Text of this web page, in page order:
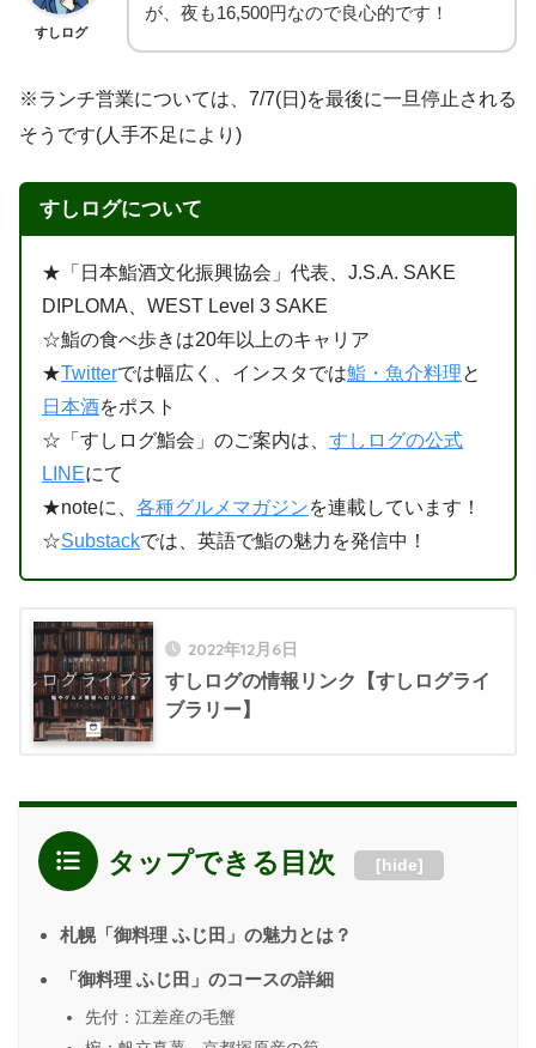
すしログ
が、夜も16,500円なので良心的です！
※ランチ営業については、7/7(日)を最後に一旦停止される
そうです(人手不足により)
すしログについて
★「日本鮨酒文化振興協会」代表、J.S.A. SAKE
DIPLOMA、WEST Level 3 SAKE
☆鮨の食べ歩きは20年以上のキャリア
★Twitterでは幅広く、インスタでは鮨・魚介料理と
日本酒をポスト
☆「すしログ鮨会」のご案内は、すしログの公式
LINEにて
★noteに、各種グルメマガジンを連載しています！
☆Substackでは、英語で鮨の魅力を発信中！
2022年12月6日
すしログの情報リンク【すしログライ
ブラリー】
タップできる目次 [hide]
札幌「御料理 ふじ田」の魅力とは？
「御料理 ふじ田」のコースの詳細
先付：江差産の毛蟹